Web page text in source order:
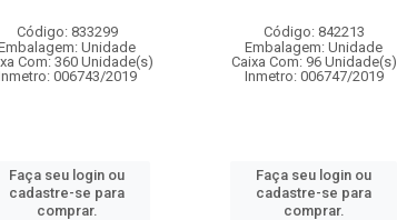
Código: 833299
Unidade
Com: 360 Unidade(s)
006743/2019
Faça seu login ou
cadastre-se para
comprar.
Código: 842213
Embalagem: Unidade
Caixa Com: 96 Unidade(s)
Inmetro: 006747/2019
Faça seu login ou
cadastre-se para
comprar.